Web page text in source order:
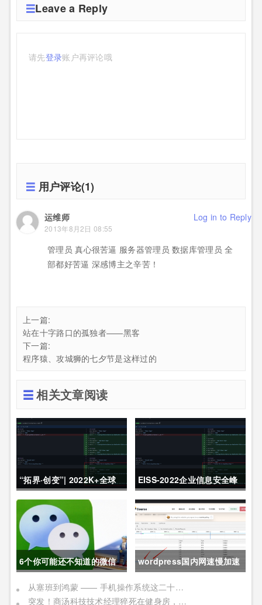
Leave a Reply
请先登录账户再评论哦
用户评论(1)
运维师
2013年8月2日 08:55
Log in to Reply
管理员 真心很苦逼 服务器管理员 数据库管理员 全
部都好苦逼 深感博主之辛苦！
上一篇:
站在十字路口的孤独者——黑客
下一篇:
程序猿、攻城狮的七夕节是这样过的
相关文章阅读
“拓界·创变”| 2022K+全球
软件研发行业创新峰会上海
站敬请期待！
EISS-2022企业信息安全峰
会之深圳站 10月28日成功
举办
6个你可能还不知道的微信
冷知识，每一个都令人相见
wordpress国内网速慢加速
及防DDOS攻击快速CF切换
从塞班到鸿蒙 —— 手机操作系统这二十年历程
突发！商汤科技技术经理猝死在健身房，网友：996福报何时是个头